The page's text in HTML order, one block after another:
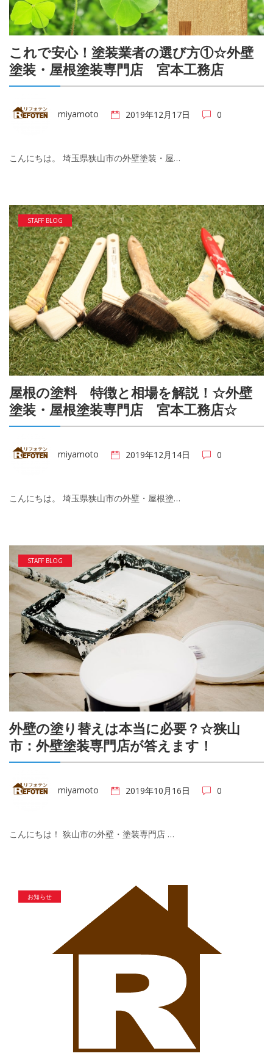
これで安心！塗装業者の選び方①☆外壁
塗装・屋根塗装専門店 宮本工務店
miyamoto 2019年12月17日 0
こんにちは。 埼玉県狭山市の外壁塗装・屋…
STAFF BLOG
屋根の塗料 特徴と相場を解説！☆外壁
塗装・屋根塗装専門店 宮本工務店☆
miyamoto 2019年12月14日 0
こんにちは。 埼玉県狭山市の外壁・屋根塗…
STAFF BLOG
外壁の塗り替えは本当に必要？☆狭山
市：外壁塗装専門店が答えます！
miyamoto 2019年10月16日 0
こんにちは！ 狭山市の外壁・塗装専門店 …
お知らせ